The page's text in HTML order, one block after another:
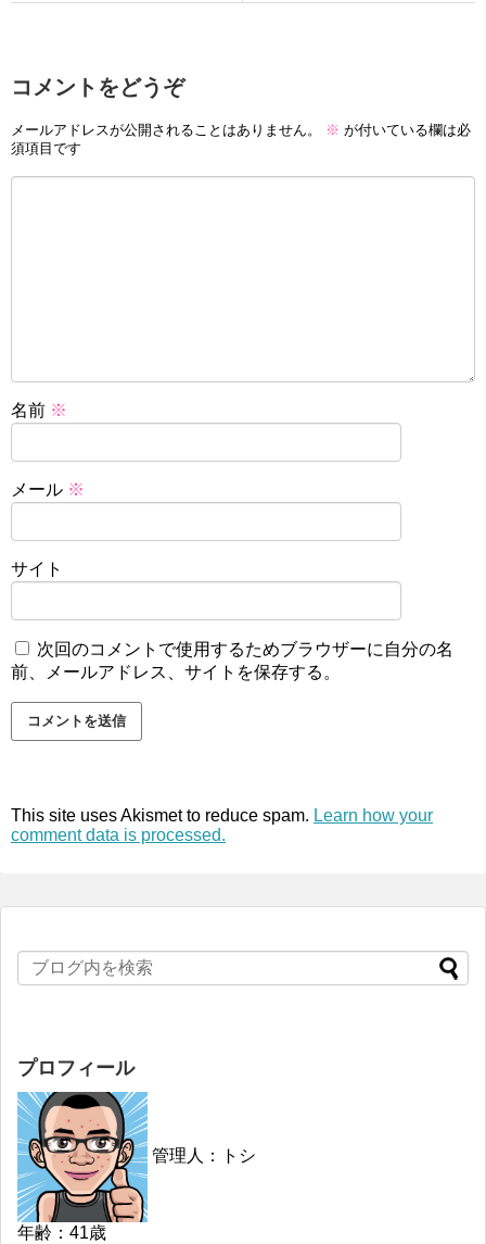
コメントをどうぞ
メールアドレスが公開されることはありません。 ※ が付いている欄は必
須項目です
名前 ※
メール ※
サイト
次回のコメントで使用するためブラウザーに自分の名
前、メールアドレス、サイトを保存する。
This site uses Akismet to reduce spam. Learn how your
comment data is processed.
プロフィール
管理人：トシ
年齢：41歳